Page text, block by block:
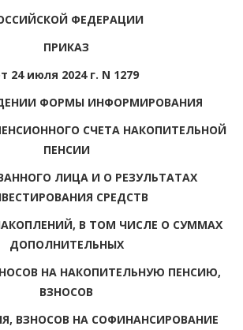
ФЕДЕРАЦИИ
ПРИКАЗ
24 июля 2024 г. N 1279
ФОРМЫ ИНФОРМИРОВАНИЯ
СЧЕТА НАКОПИТЕЛЬНОЙ
ПЕНСИИ
ЛИЦА И О РЕЗУЛЬТАТАХ
СРЕДСТВ
В ТОМ ЧИСЛЕ О СУММАХ
ДОПОЛНИТЕЛЬНЫХ
НА НАКОПИТЕЛЬНУЮ ПЕНСИЮ,
ВЗНОСОВ
ВЗНОСОВ НА СОФИНАНСИРОВАНИЕ